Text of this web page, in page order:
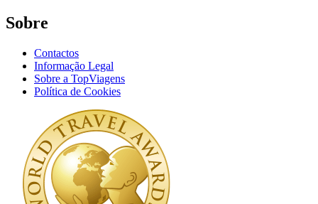
Sobre
Contactos
Informação Legal
Sobre a TopViagens
Política de Cookies